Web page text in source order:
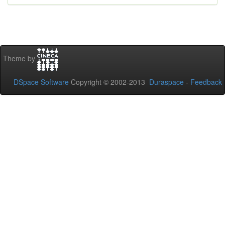
Theme by
DSpace Software Copyright © 2002-2013 Duraspace - Feedback